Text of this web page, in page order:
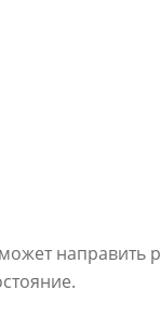
направить